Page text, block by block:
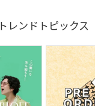
トレンドトピックス